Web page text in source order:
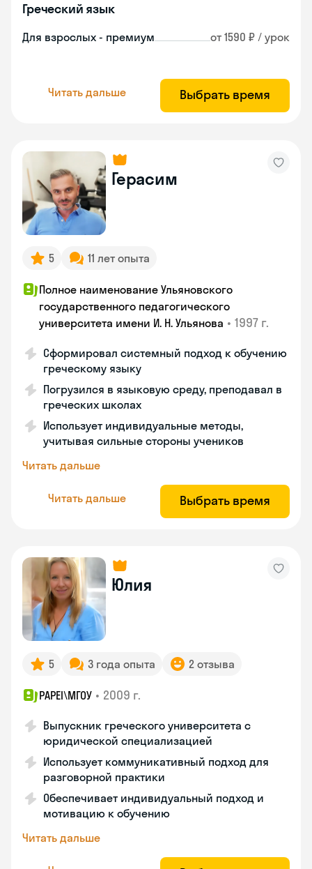
Греческий язык
Для взрослых - премиум от 1590 ₽ / урок
Читать дальше Выбрать время
Герасим
5 11 лет опыта
Полное наименование Ульяновского
государственного педагогического
университета имени И. Н. Ульянова • 1997 г.
Сформировал системный подход к обучению
греческому языку
Погрузился в языковую среду, преподавал в
греческих школах
Использует индивидуальные методы,
учитывая сильные стороны учеников
Читать дальше
Читать дальше Выбрать время
Юлия
5 3 года опыта 2 отзыва
PAPEI\MГОУ • 2009 г.
Выпускник греческого университета с
юридической специализацией
Использует коммуникативный подход для
разговорной практики
Обеспечивает индивидуальный подход и
мотивацию к обучению
Читать дальше